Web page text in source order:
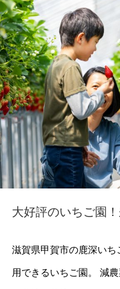
大好評のいちご園
滋賀県甲賀市の鹿深いち
用できるいちご園。 減